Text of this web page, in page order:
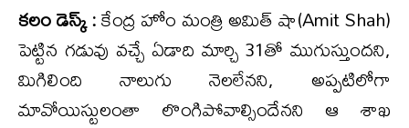
కలం డెస్క్ :కేంద్ర హోం మంత్రి అమిత్ షా(Amit Shah)
పెట్టిన గడువు వచ్చే ఏడాది మార్చి 31తో ముగుస్తుందని,
మిగిలింది నాలుగు నెలలేనని, అప్పటిలోగా
మావోయిస్టులంతా లొంగిపోవాల్సిందేనని ఆ శాఖ